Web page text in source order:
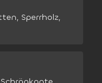
Sperrholz,